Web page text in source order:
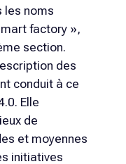
les noms
factory »,
section.
des
conduit à ce
Elle
de
et moyennes
initiatives